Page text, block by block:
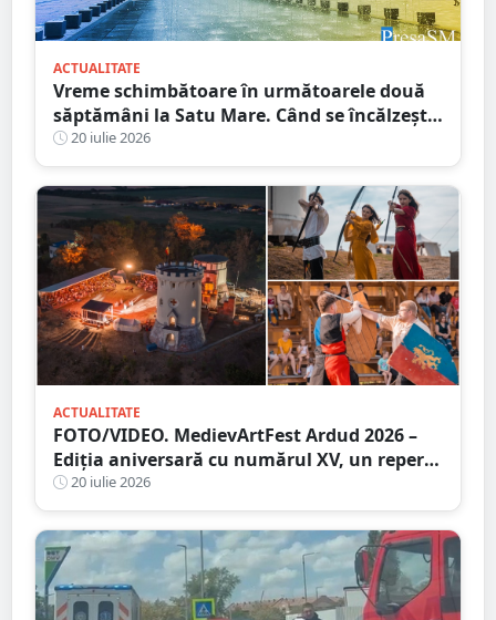
ACTUALITATE
Vreme schimbătoare în următoarele două
săptămâni la Satu Mare. Când se încălzește,
din nou, vremea
20 iulie 2026
ACTUALITATE
FOTO/VIDEO. MedievArtFest Ardud 2026 –
Ediția aniversară cu numărul XV, un reper
al vieții culturale din județul Satu Mare
20 iulie 2026